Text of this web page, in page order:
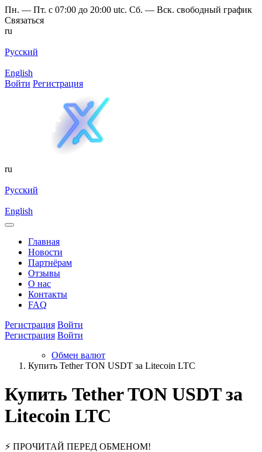
Пн. — Пт. с 07:00 до 20:00 utc. Сб. — Вск. свободный график
Связаться
ru
Русский
English
Войти Регистрация
ru
Русский
English
Главная
Новости
Партнёрам
Отзывы
О нас
Контакты
FAQ
Регистрация Войти
Регистрация Войти
Обмен валют
Купить Tether TON USDT за Litecoin LTC
Купить Tether TON USDT за
Litecoin LTC
⚡ ПРОЧИТАЙ ПЕРЕД ОБМЕНОМ!